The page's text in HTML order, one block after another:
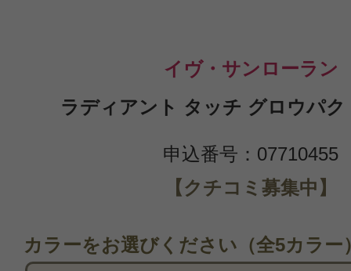
イヴ・サンローラン
ラディアント タッチ グロウパク
申込番号：07710455
【クチコミ募集中】
カラーをお選びください（全5カラー